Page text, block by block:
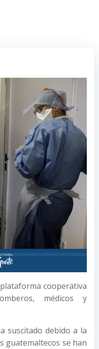
cooperativa
médicos y
suscitado debido a la
guatemaltecos se han